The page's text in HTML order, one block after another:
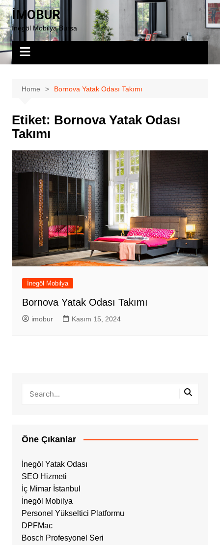
Skip
to
content
İMOBUR
İnegöl Mobilya Bursa
Home Bornova Yatak Odası Takımı
Etiket: Bornova Yatak Odası
Takımı
İnegöl Mobilya
Bornova Yatak Odası Takımı
imobur Kasım 15, 2024
Öne Çıkanlar
İnegöl Yatak Odası
SEO Hizmeti
İç Mimar İstanbul
İnegöl Mobilya
Personel Yükseltici Platformu
DPFMac
Bosch Profesyonel Seri